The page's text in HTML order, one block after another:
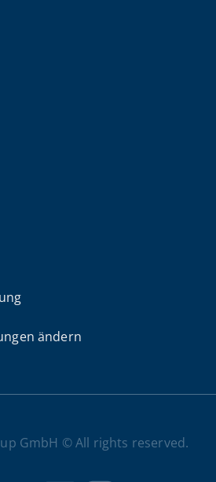
ändern
GmbH © All rights reserved.